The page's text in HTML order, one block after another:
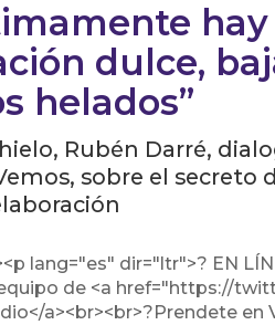
dulce,
helados”
Rubén Darré,
sobre el secreto
lang="es" dir="ltr">? EN
de <a href="https://
a><br><br>?Prendete en